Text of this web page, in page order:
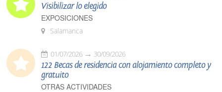
Visibilizar lo elegido
EXPOSICIONES
Salamanca
01/07/2026 30/09/2026
122 Becas de residencia con alojamiento completo y
gratuito
OTRAS ACTIVIDADES